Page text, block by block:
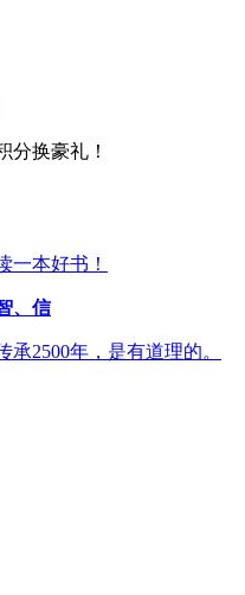
分换豪礼！
一本好书！
、信
承2500年，是有道理的。